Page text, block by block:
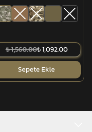
₺ 1,560.00₺ 1,092.00
Sepete Ekle